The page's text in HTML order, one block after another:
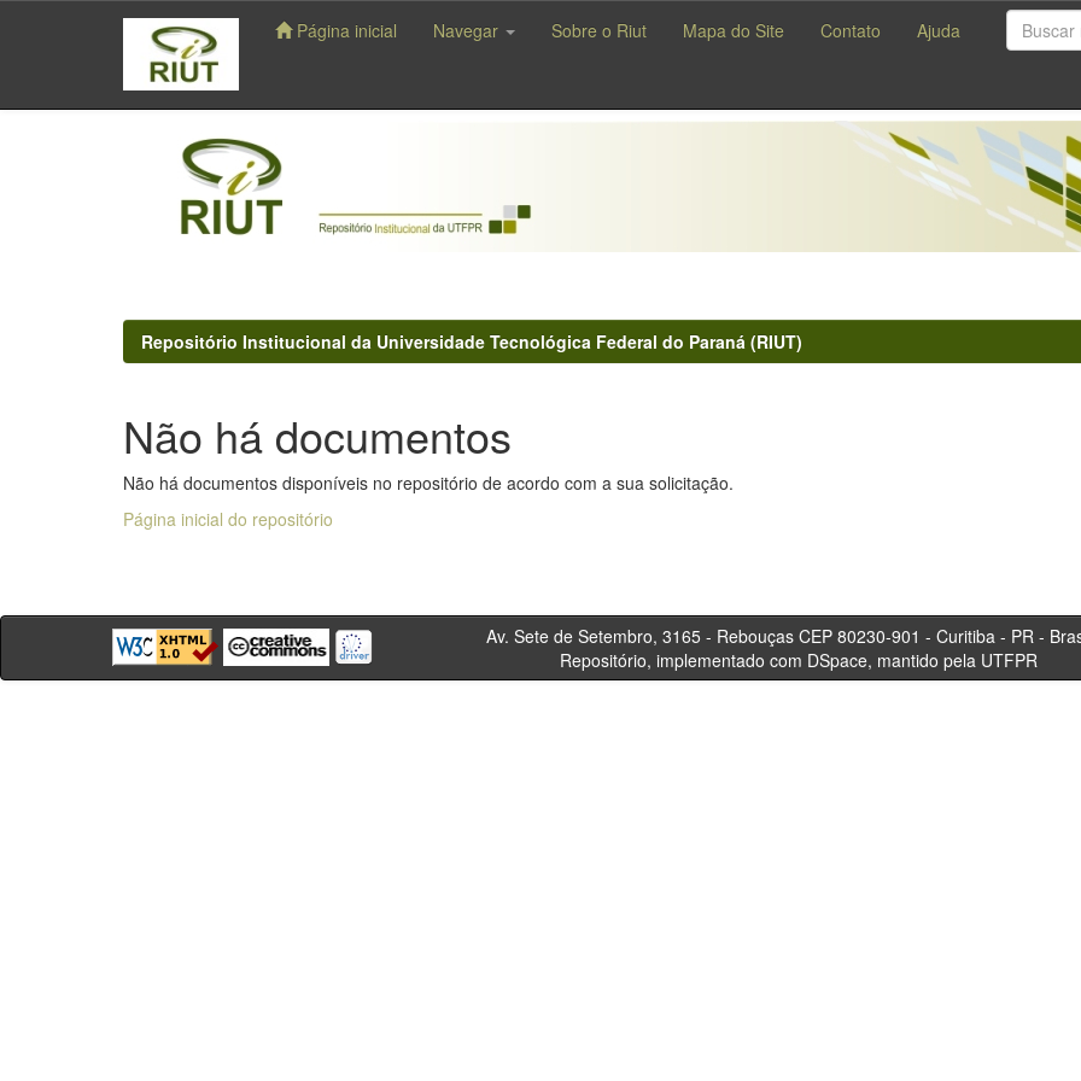
navigation
Página inicial Navegar Sobre o Riut Mapa do Site Contato Ajuda
Repositório Institucional da Universidade Tecnológica Federal do Paraná (RIUT)
Não há documentos
Não há documentos disponíveis no repositório de acordo com a sua solicitação.
Página inicial do repositório
Av. Sete de Setembro, 3165 - Rebouças CEP 80230-901 -
Repositório, implementado com DSpace, mantido pela UTFPR